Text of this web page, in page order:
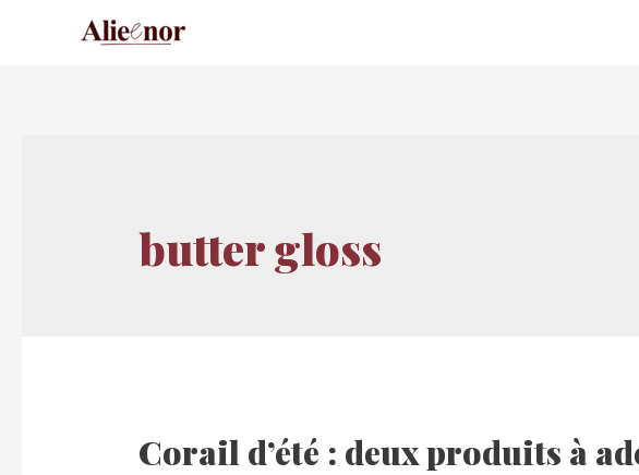
butter gloss
Corail d’été : deux produits à